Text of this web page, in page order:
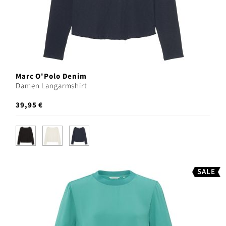
Marc O'Polo Denim
Damen Langarmshirt
39,95 €
SALE